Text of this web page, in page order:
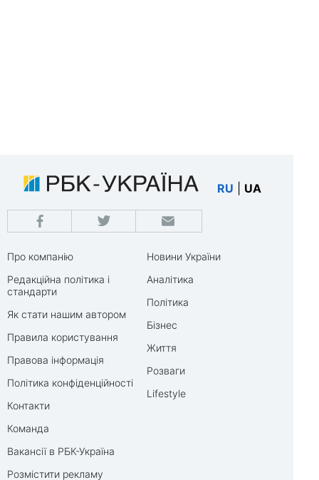
RU UA
Про компанію
Редакційна політика і
стандарти
Як стати нашим автором
Правила користування
Правова інформація
Політика конфіденційності
Контакти
Команда
Вакансії в РБК-Україна
Розмістити рекламу
Новини України
Аналітика
Політика
Бізнес
Життя
Розваги
Lifestyle